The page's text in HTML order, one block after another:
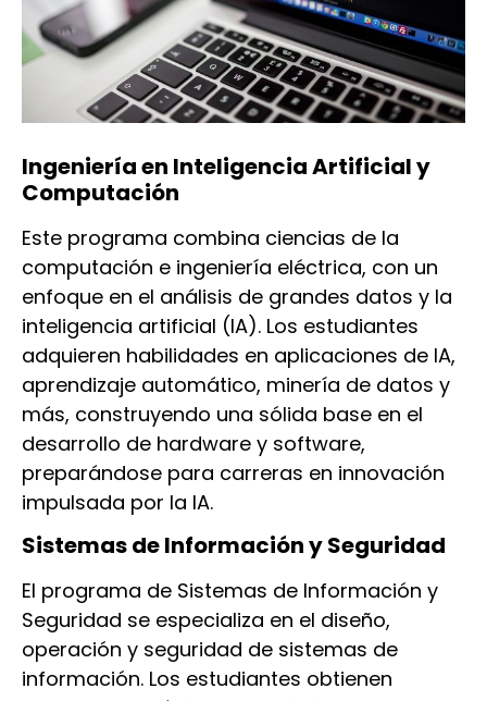
Ingeniería en Inteligencia Artificial y
Computación
Este programa combina ciencias de la
computación e ingeniería eléctrica, con un
enfoque en el análisis de grandes datos y la
inteligencia artificial (IA). Los estudiantes
adquieren habilidades en aplicaciones de IA,
aprendizaje automático, minería de datos y
más, construyendo una sólida base en el
desarrollo de hardware y software,
preparándose para carreras en innovación
impulsada por la IA.
Sistemas de Información y Seguridad
El programa de Sistemas de Información y
Seguridad se especializa en el diseño,
operación y seguridad de sistemas de
información. Los estudiantes obtienen